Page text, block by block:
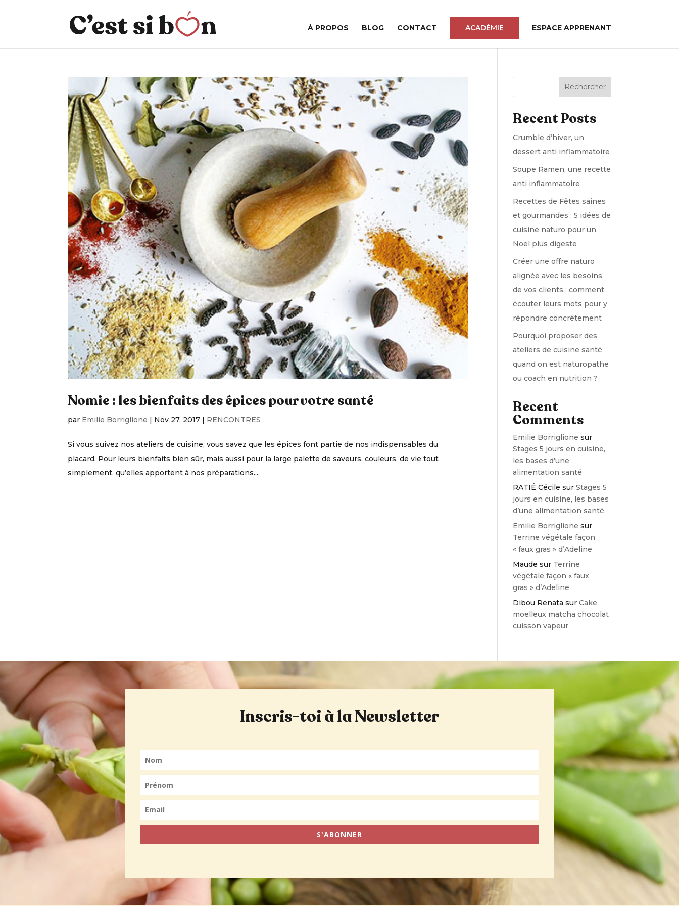
À PROPOS BLOG CONTACT ACADÉMIE ESPACE APPRENANT
Nomie : les bienfaits des épices pour votre santé
par Emilie Borriglione | Nov 27, 2017 | RENCONTRES
Si vous suivez nos ateliers de cuisine, vous savez que les épices font partie de nos indispensables du
placard. Pour leurs bienfaits bien sûr, mais aussi pour la large palette de saveurs, couleurs, de vie tout
simplement, qu’elles apportent à nos préparations....
Rechercher
Recent Posts
Crumble d’hiver, un
dessert anti inflammatoire
Soupe Ramen, une recette
anti inflammatoire
Recettes de Fêtes saines
et gourmandes : 5 idées de
cuisine naturo pour un
Noël plus digeste
Créer une offre naturo
alignée avec les besoins
de vos clients : comment
écouter leurs mots pour y
répondre concrètement
Pourquoi proposer des
ateliers de cuisine santé
quand on est naturopathe
ou coach en nutrition ?
Recent
Comments
Emilie Borriglione sur
Stages 5 jours en cuisine,
les bases d’une
alimentation santé
RATIÉ Cécile surStages 5
jours en cuisine, les bases
d’une alimentation santé
Emilie Borriglione sur
Terrine végétale façon
« faux gras » d’Adeline
Maude sur Terrine
végétale façon « faux
gras » d’Adeline
Dibou Renata surCake
moelleux matcha chocolat
cuisson vapeur
Inscris-toi à la Newsletter
S'ABONNER